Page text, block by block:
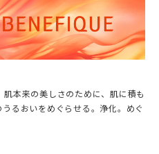
本来の美しさのために、肌に積も
るおいをめぐらせる。浄化。めぐ